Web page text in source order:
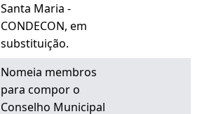
Santa Maria -
CONDECON, em
substituição.
Nomeia membros
para compor o
Conselho Municipal